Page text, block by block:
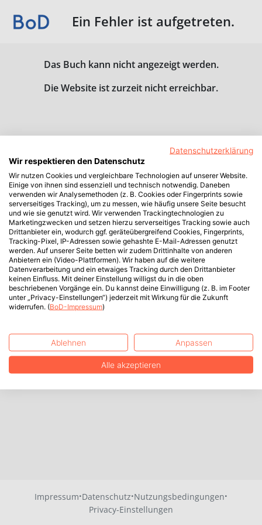
Ein Fehler ist aufgetreten.
Das Buch kann nicht angezeigt werden.
Die Website ist zurzeit nicht erreichbar.
Impressum·Datenschutz·Nutzungsbedingungen·
Privacy-Einstellungen
Datenschutzerklärung
Wir respektieren den Datenschutz
Wir nutzen Cookies und vergleichbare Technologien auf unserer Website.
Einige von ihnen sind essenziell und technisch notwendig. Daneben
verwenden wir Analysemethoden (z. B. Cookies oder Fingerprints sowie
serverseitiges Tracking), um zu messen, wie häufig unsere Seite besucht
und wie sie genutzt wird. Wir verwenden Trackingtechnologien zu
Marketingzwecken und setzen hierzu serverseitiges Tracking sowie auch
Drittanbieter ein, wodurch ggf. geräteübergreifend Cookies, Fingerprints,
Tracking-Pixel, IP-Adressen sowie gehashte E-Mail-Adressen genutzt
werden. Auf unserer Seite betten wir zudem Drittinhalte von anderen
Anbietern ein (Video-Plattformen). Wir haben auf die weitere
Datenverarbeitung und ein etwaiges Tracking durch den Drittanbieter
keinen Einfluss. Mit deiner Einstellung willigst du in die oben
beschriebenen Vorgänge ein. Du kannst deine Einwilligung (z. B. im Footer
unter „Privacy-Einstellungen“) jederzeit mit Wirkung für die Zukunft
widerrufen. (BoD-Impressum)
Ablehnen Anpassen
Alle akzeptieren